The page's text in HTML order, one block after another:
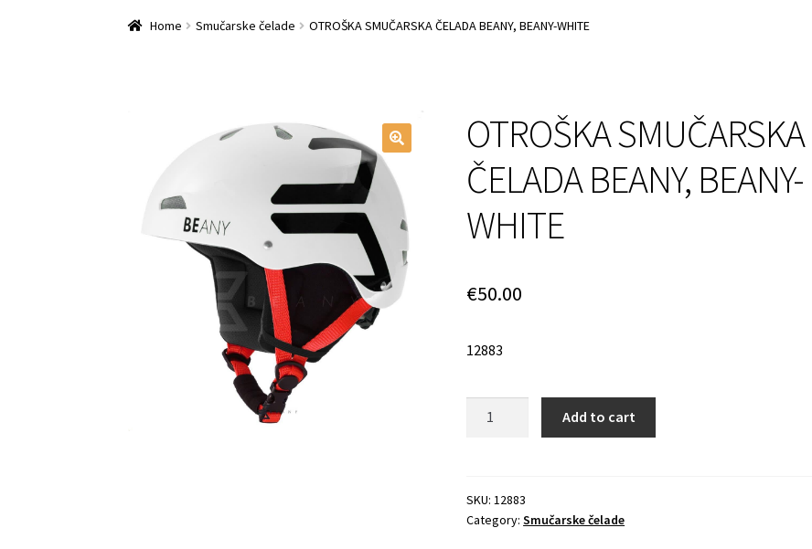
Home Checkout Košarica Leanpay Info PageLogin Customizer My account
Home Smučarske čelade OTROŠKA SMUČARSKA ČELADA BEANY, BEANY-WHITE
OTROŠKA SMUČARSKA
ČELADA BEANY, BEANY-
WHITE
€50.00
12883
Add to cart
SKU:12883
Category:Smučarske čelade